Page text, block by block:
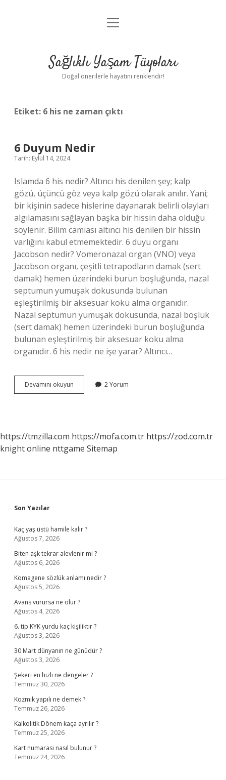
Anasayfa
Yasal Uyarı
menüyü
Sağlıklı Yaşam Tüyoları
Doğal önerilerle hayatını renklendir!
Etiket: 6 his ne zaman çıktı
6 Duyum Nedir
Tarih: Eylül 14, 2024
Islamda 6 his nedir? Altıncı his denilen şey; kalp
gözü, üçüncü göz veya kalp gözü olarak anılır. Yani;
bir kişinin sadece hislerine dayanarak belirli olayları
algılamasını sağlayan başka bir hissin daha olduğu
söylenir. Bilim camiası altıncı his denilen bir hissin
varlığını kabul etmemektedir. 6 duyu organı
Jacobson nedir? Vomeronazal organ (VNO) veya
Jacobson organı, çeşitli tetrapodların damak (sert
damak) hemen üzerindeki burun boşluğunda, nazal
septumun yumuşak dokusunda bulunan
eşleştirilmiş bir aksesuar koku alma organıdır.
Nazal septumun yumuşak dokusunda, nazal boşluk
(sert damak) hemen üzerindeki burun boşluğunda
bulunan eşleştirilmiş bir aksesuar koku alma
organıdır. 6 his nedir ne işe yarar? Altıncı…
Devamını okuyun
Duyum
2 Yorum
https://tmzilla.com https://mofa.com.tr https://zod.com.tr
knight online nttgame Sitemap
Sidebar
Son Yazılar
Kaç yaş üstü hamile kalır ?
Ağustos 7, 2026
Biten aşk tekrar alevlenir mi ?
Ağustos 6, 2026
Komagene sözlük anlamı nedir ?
Ağustos 5, 2026
Avans vurursa ne olur ?
Ağustos 4, 2026
6. tip KYK yurdu kaç kişiliktir ?
Ağustos 3, 2026
30 Mart dünyanın ne günüdür ?
Ağustos 3, 2026
Şekeri en hızlı ne dengeler ?
Temmuz 30, 2026
Kozmik yapılı ne demek ?
Temmuz 26, 2026
Kalkolitik Dönem kaça ayrılır ?
Temmuz 25, 2026
Kart numarası nasıl bulunur ?
Temmuz 24, 2026